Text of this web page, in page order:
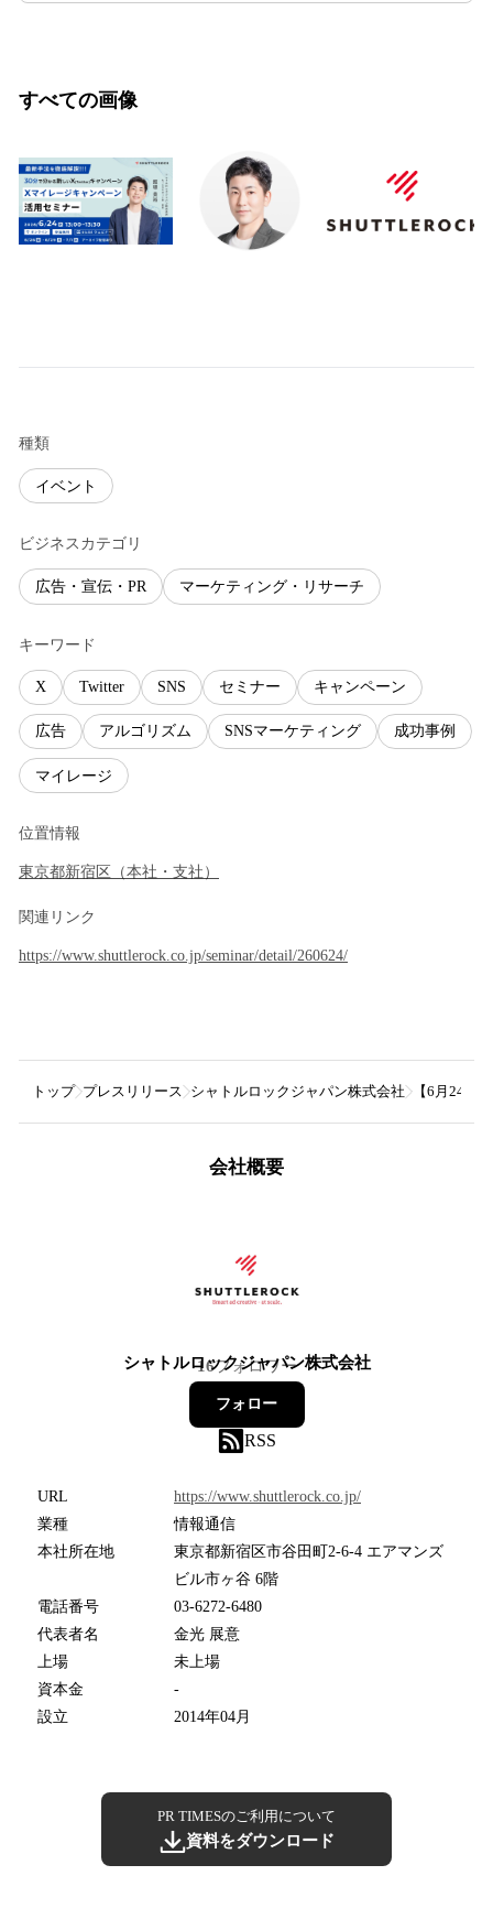
すべての画像
種類
イベント
ビジネスカテゴリ
広告・宣伝・PR マーケティング・リサーチ
キーワード
X Twitter SNS セミナー キャンペーン
広告 アルゴリズム SNSマーケティング 成功事例
マイレージ
位置情報
東京都新宿区 （本社・支社 ）
関連リンク
https://www.shuttlerock.co.jp/seminar/detail/260624/
トップ プレスリリース シャトルロックジャパン株式会社 【6月24日
会社概要
シャトルロックジャパン株式会社
16フォロワー
フォロー
RSS
URL
https://www.shuttlerock.co.jp/
業種
情報通信
本社所在地
東京都新宿区市谷田町2-6-4 エアマンズ
ビル市ヶ谷 6階
電話番号
03-6272-6480
代表者名
金光 展意
上場
未上場
資本金
-
設立
2014年04月
PR TIMESのご利用について
資料をダウンロード